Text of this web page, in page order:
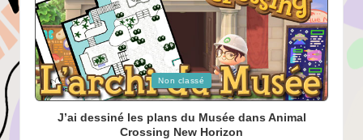
Posted
in
Non classé
J’ai dessiné les plans du Musée dans Animal
Crossing New Horizon